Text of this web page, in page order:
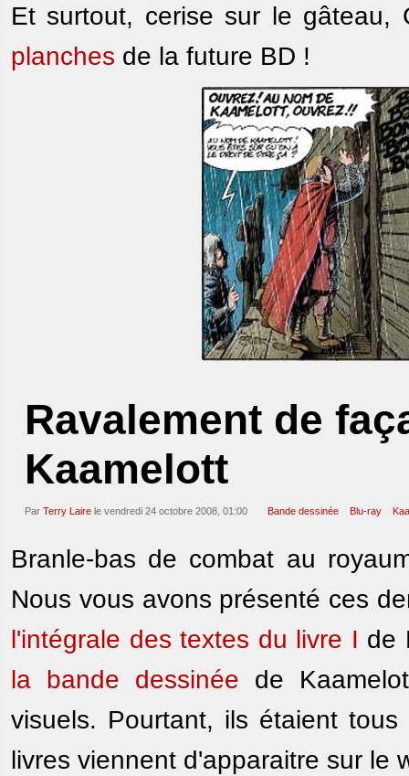
Et surtout, cerise sur le gâteau,
planches de la future BD !
Ravalement de
Kaamelott
Par Terry Laire le vendredi 24 octobre 2008, 01:00 Bande dessinée Blu-ray
Branle-bas de combat au
Nous vous avons présenté ces
l'intégrale des textes du livre I de
la bande dessinée de
visuels. Pourtant, ils étaient
livres viennent d'apparaitre sur le